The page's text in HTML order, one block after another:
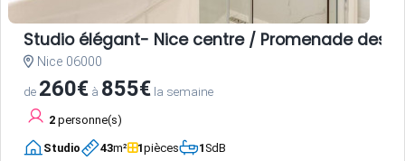
Studio élégant- Nice centre / Promenade des
Nice 06000
de 260€ à 855€ la semaine
2 personne(s)
Studio 43m² 1pièces 1SdB